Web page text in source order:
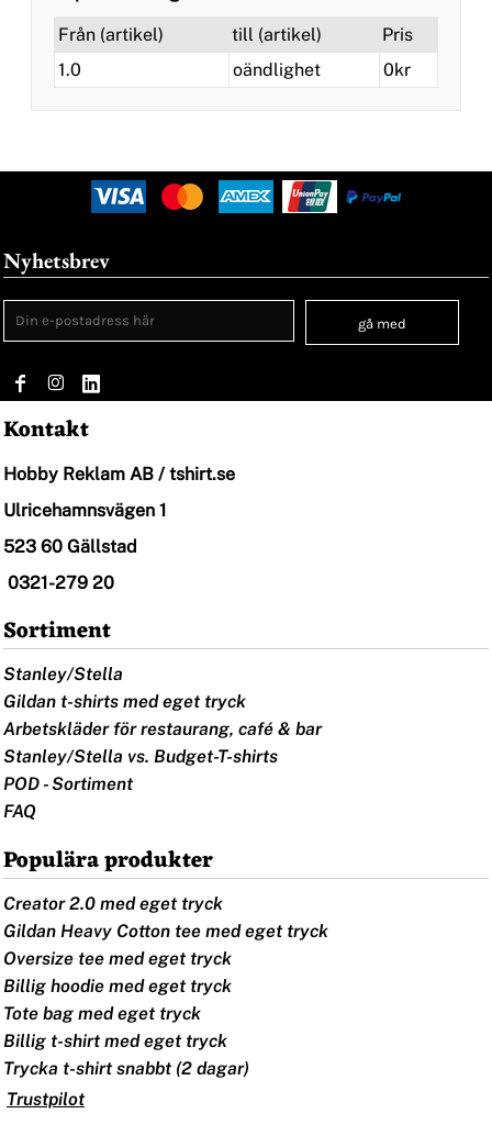
Från (artikel)
till (artikel)
Pris
1.0
oändlighet 0kr
Nyhetsbrev
gå med
Kontakt
Hobby Reklam AB / tshirt.se
Ulricehamnsvägen 1
523 60 Gällstad
0321-279 20
Sortiment
Stanley/Stella
Gildan t-shirts med eget tryck
Arbetskläder för restaurang, café & bar
Stanley/Stella vs. Budget-T-shirts
POD - Sortiment
FAQ
Populära produkter
Creator 2.0 med eget tryck
Gildan Heavy Cotton tee med eget tryck
Oversize tee med eget tryck
Billig hoodie med eget tryck
Tote bag med eget tryck
Billig t-shirt med eget tryck
Trycka t-shirt snabbt (2 dagar)
Trustpilot